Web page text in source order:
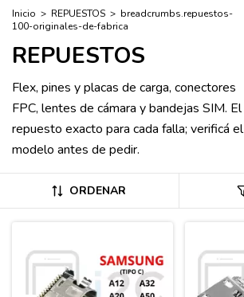
Inicio > REPUESTOS > breadcrumbs.repuestos-
100-originales-de-fabrica
REPUESTOS
Flex, pines y placas de carga, conectores
FPC, lentes de cámara y bandejas SIM. El
repuesto exacto para cada falla; verificá el
modelo antes de pedir.
ORDENAR